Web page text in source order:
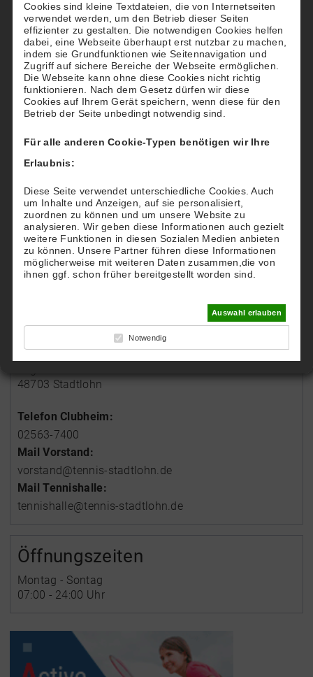
Vielen Dank für eure Unterstützung und euer
Vertrauen!
Hinweis:Die Abos werden jedes Jahr neu
vergeben. Die dazugehörige Rechnung erhält das
anfragende Mitglied jeweils im Voraus, sodass
Tennisverein Blau-Weiß Stadtlohn e.V.
Zurück
Kontakt
Tennisverein Blau-Weiß Stadtlohn e.V.
48703 Stadtlohn
Telefon Clubheim:
02563-7400
Mail Vorstand:
vorstand@tennis-stadtlohn.de
Mail Tennishalle:
tennishalle@tennis-stadtlohn.de
Öffnungszeiten
Montag - Sontag
07:00 - 24:00 Uhr
Cookies sind kleine Textdateien, die von Internetseiten
verwendet werden, um den Betrieb dieser Seiten
effizienter zu gestalten. Die notwendigen Cookies helfen
dabei, eine Webseite überhaupt erst nutzbar zu machen,
indem sie Grundfunktionen wie Seitennavigation und
Zugriff auf sichere Bereiche der Webseite ermöglichen.
Die Webseite kann ohne diese Cookies nicht richtig
funktionieren. Nach dem Gesetz dürfen wir diese
Cookies auf Ihrem Gerät speichern, wenn diese für den
Betrieb der Seite unbedingt notwendig sind.
Für alle anderen Cookie-Typen benötigen wir Ihre
Erlaubnis:
Diese Seite verwendet unterschiedliche Cookies. Auch
um Inhalte und Anzeigen, auf sie personalisiert,
zuordnen zu können und um unsere Website zu
analysieren. Wir geben diese Informationen auch gezielt
weitere Funktionen in diesen Sozialen Medien anbieten
zu können. Unsere Partner führen diese Informationen
möglicherweise mit weiteren Daten zusammen,die von
ihnen ggf. schon früher bereitgestellt worden sind.
Auswahl erlauben
Notwendig